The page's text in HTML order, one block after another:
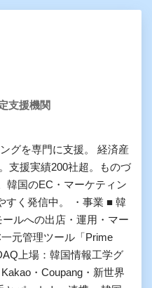
支援機関
グを専門に支援。 経済産
支援実績200社超。ものづ
韓国のEC・マーケティン
すく発信中。 ・事業 ■ 韓
ルへの出店・運用・マー
元管理ツール「Prime
上場：韓国情報工学グ
・Coupang・新世界